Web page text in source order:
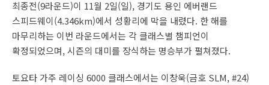
최종전(9라운드)이 11월 2일(일), 경기도 용인 에버랜드
스피드웨이(4.346km)에서 성황리에 막을 내렸다. 한 해를
마무리하는 이번 라운드에서는 각 클래스별 챔피언이
확정되었으며, 시즌의 대미를 장식하는 명승부가 펼쳐졌다.
토요타 가주 레이싱 6000 클래스에서는 이창욱(금호 SLM, #24)